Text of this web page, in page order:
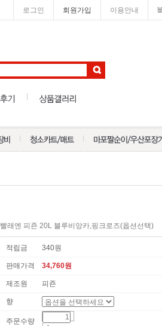
로그인 회원가입 이용안내
빨래엔 피죤 20L 블루비앙카,핑크로즈(옵션선택)
적립금 340원
판매가격 34,760원
제조원 피죤
향
주문수량